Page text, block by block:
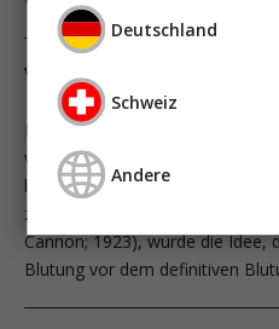
Vasopressin bei Blutungen
Die ideale Kreislauftherapie von
vor definitiver Blutungskontrolle
bereits im Ersten Weltkrieg eine
zurückhaltender
Cannon; 1923), wurde die Idee,
Blutung vor dem definitiven
Deutschland
Schweiz
Andere